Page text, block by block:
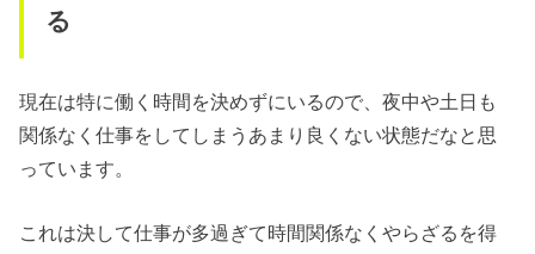
る
現在は特に働く時間を決めずにいるので、夜中や土日も
関係なく仕事をしてしまうあまり良くない状態だなと思
っています。
これは決して仕事が多過ぎて時間関係なくやらざるを得